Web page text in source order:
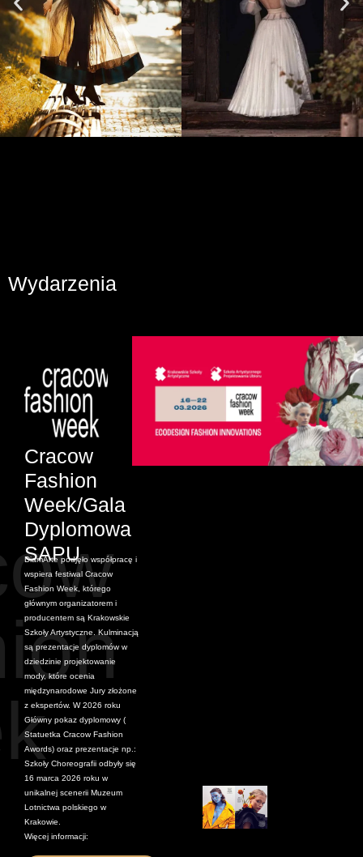
Wydarzenia
Cracow
Fashion
Week/Gala
Dyplomowa
SAPU
DiamArte podjęło współpracę i
wspiera festiwal Cracow
Fashion Week, którego
głównym organizatorem i
producentem są Krakowskie
Szkoły Artystyczne. Kulminacją
są prezentacje dyplomów w
dziedzinie projektowanie
mody, które ocenia
międzynarodowe Jury złożone
z ekspertów. W 2026 roku
Główny pokaz dyplomowy (
Statuetka Cracow Fashion
Awords) oraz prezentacje np.:
Szkoły Choreografii odbyły się
16 marca 2026 roku w
unikalnej scenerii Muzeum
Lotnictwa polskiego w
Krakowie.
Więcej informacji: